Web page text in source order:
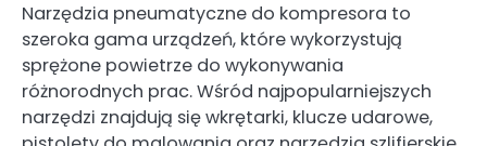
Narzędzia pneumatyczne do kompresora to
szeroka gama urządzeń, które wykorzystują
sprężone powietrze do wykonywania
różnorodnych prac. Wśród najpopularniejszych
narzędzi znajdują się wkrętarki, klucze udarowe,